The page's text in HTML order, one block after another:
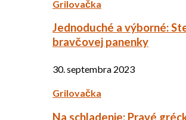
Grilovačka
Jednoduché a výborné:
bravčovej panenky
30. septembra 2023
Grilovačka
Na schladenie: Pravé